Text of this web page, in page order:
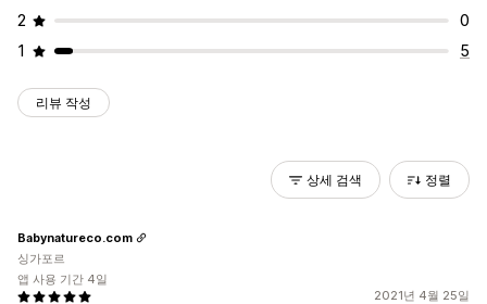
2
0
1
5
리뷰 작성
상세 검색 정렬
2021년 4월 25일
Babynatureco.com
싱가포르
앱 사용 기간 4일